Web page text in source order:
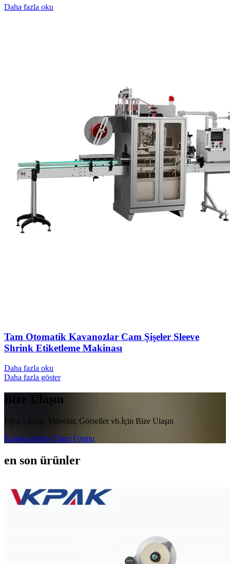
Daha fazla oku
Tam Otomatik Kavanozlar Cam Şişeler Sleeve
Shrink Etiketleme Makinası
Daha fazla oku
Daha fazla göster
Bize Ulaşın
Fiyat Listesi, Videolar, Görseller vb.İçin Bize Ulaşın
Eposta gönder Talep Formu
en son ürünler